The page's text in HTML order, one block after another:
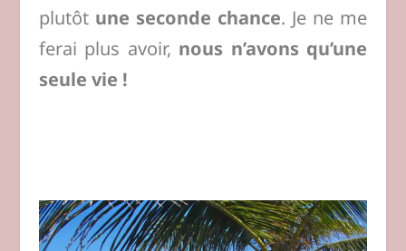
plutôt une seconde chance. Je ne me
ferai plus avoir, nous n’avons qu’une
seule vie !